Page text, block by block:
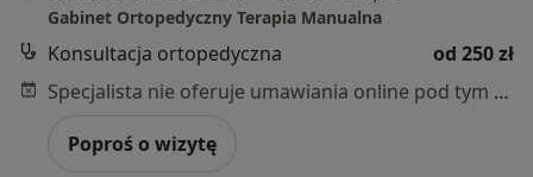
Gabinet Ortopedyczny Terapia Manualna
Konsultacja ortopedyczna
od 250 zł
Specjalista nie oferuje umawiania online pod tym adresem.
Poproś o wizytę